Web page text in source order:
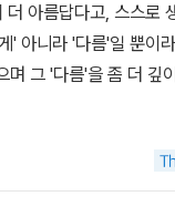
더 아름답다고, 스스로
' 아니라 '다름'일 뿐이
며 그 '다름'을 좀 더 깊
망상 속에 빠져 우두커
다. '프레드릭 지금 뭐하
글감을 모으고 있어' 따